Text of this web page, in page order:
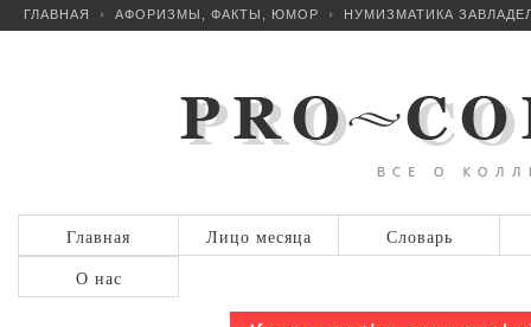
ГЛАВНАЯ АФОРИЗМЫ, ФАКТЫ, ЮМОР НУМИЗМАТИКА
Главная Лицо месяца
Словарь
О нас